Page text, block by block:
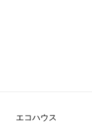
エコハウス